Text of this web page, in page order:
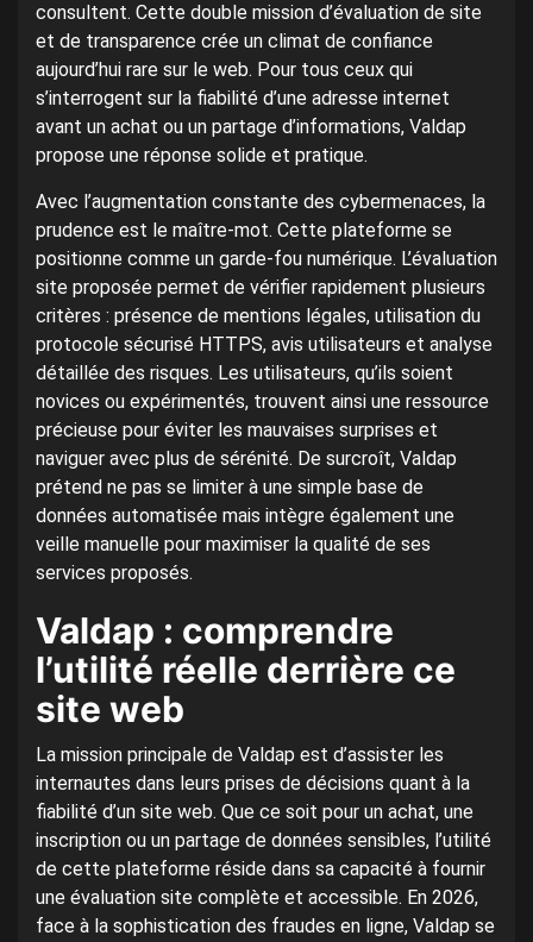
consultent. Cette double mission d’évaluation de site
et de transparence crée un climat de confiance
aujourd’hui rare sur le web. Pour tous ceux qui
s’interrogent sur la fiabilité d’une adresse internet
avant un achat ou un partage d’informations, Valdap
propose une réponse solide et pratique.
Avec l’augmentation constante des cybermenaces, la
prudence est le maître-mot. Cette plateforme se
positionne comme un garde-fou numérique. L’évaluation
site proposée permet de vérifier rapidement plusieurs
critères : présence de mentions légales, utilisation du
protocole sécurisé HTTPS, avis utilisateurs et analyse
détaillée des risques. Les utilisateurs, qu’ils soient
novices ou expérimentés, trouvent ainsi une ressource
précieuse pour éviter les mauvaises surprises et
naviguer avec plus de sérénité. De surcroît, Valdap
prétend ne pas se limiter à une simple base de
données automatisée mais intègre également une
veille manuelle pour maximiser la qualité de ses
services proposés.
Valdap : comprendre
l’utilité réelle derrière ce
site web
La mission principale de Valdap est d’assister les
internautes dans leurs prises de décisions quant à la
fiabilité d’un site web. Que ce soit pour un achat, une
inscription ou un partage de données sensibles, l’utilité
de cette plateforme réside dans sa capacité à fournir
une évaluation site complète et accessible. En 2026,
face à la sophistication des fraudes en ligne, Valdap se